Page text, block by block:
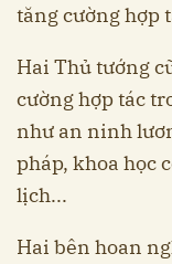
tăng cường hợp
Hai Thủ tướng
cường hợp tác
như an ninh
pháp, khoa học
lịch...
Hai bên hoan